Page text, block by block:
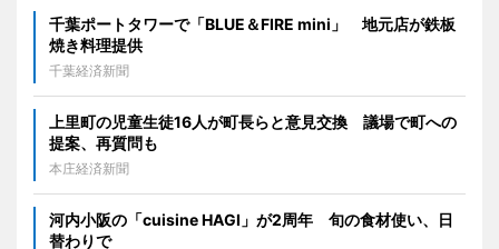
千葉ポートタワーで「BLUE＆FIRE mini」 地元店が鉄板
焼き料理提供
千葉経済新聞
上里町の児童生徒16人が町長らと意見交換 議場で町への
提案、再質問も
本庄経済新聞
河内小阪の「cuisine HAGI」が2周年 旬の食材使い、日
替わりで